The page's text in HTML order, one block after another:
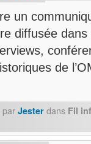
un
diffusée
de
par Jester dans Fil